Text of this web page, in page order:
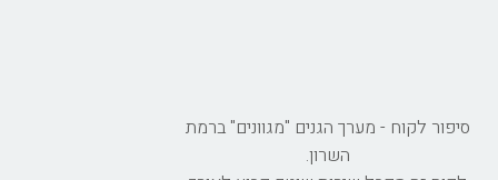
סיפור לקוח - מערך הגנים "מגוונים" ברמת
השרון.